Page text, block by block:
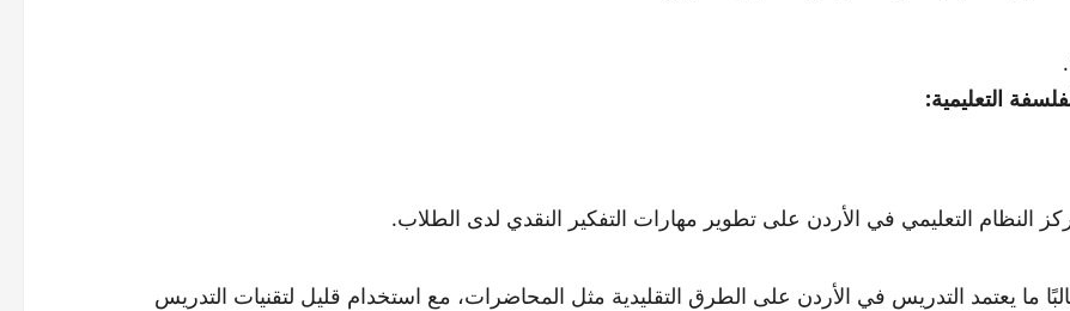
التعليمية:
النظام التعليمي في الأردن على تطوير مهارات التفكير النقدي لدى الطلاب.
ما يعتمد التدريس في الأردن على الطرق التقليدية مثل المحاضرات، مع استخدام قليل لتقنيات التدريس